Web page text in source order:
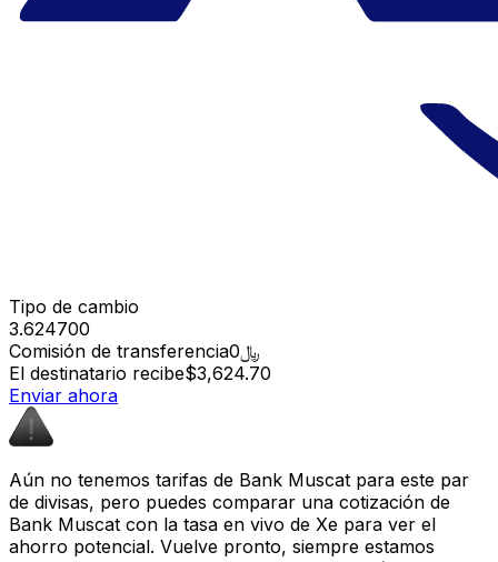
Tipo de cambio
3.624700
Comisión de transferencia ﷼0
El destinatario recibe$3,624.70
Enviar ahora
Aún no tenemos tarifas de Bank Muscat para este par
de divisas, pero puedes comparar una cotización de
Bank Muscat con la tasa en vivo de Xe para ver el
ahorro potencial. Vuelve pronto, siempre estamos